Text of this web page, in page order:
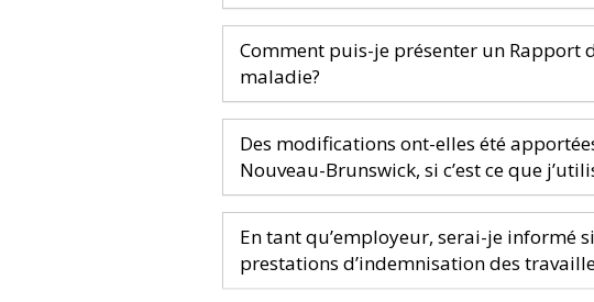
Comment puis-je présenter un Rapport
maladie?
Des modifications ont-elles été
Nouveau-Brunswick, si c’est ce que
En tant qu’employeur, serai-je informé
prestations d’indemnisation des